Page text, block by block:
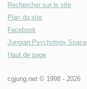
Rechercher sur le site
Plan du site
Facebook
Jungian Psychology Space
Haut de page
cgjung.net © 1998 - 2026